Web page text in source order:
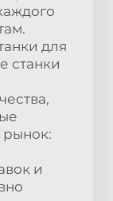
для
станки
рынок:
и